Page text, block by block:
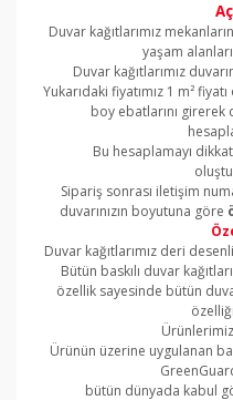
Duvar kağıtlarımız
yaşam
Duvar kağıtlarımız
Yukarıdaki fiyatımız 1 m²
boy ebatlarını girerek
Bu hesaplamayı
Sipariş sonrası iletişim
duvarınızın boyutuna göre
Duvar kağıtlarımız deri
Bütün baskılı duvar
özellik sayesinde bütün
Ürünlerimiz
Ürünün üzerine uygulanan
bütün dünyada kabul